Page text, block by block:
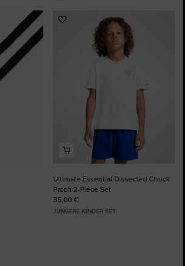
Zu
Favoriten
hinzufügen
Ultimate Essential Dissected Chuck
Patch 2-Piece Set
35,00 €
JÜNGERE KINDER SET